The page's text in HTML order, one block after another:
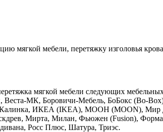
мягкой мебели, перетяжку изголовья
мягкой мебели следующих
МК, Боровичи-Мебель, БоБокс (Bo-
ИКЕА (IKEA), МООН (MOON), Мир
Мирта, Милан, Фьюжен (Fusion),
Росс Плюс, Шатура, Триэс.